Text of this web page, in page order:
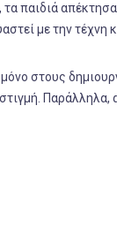
τα παιδιά
με την
στους
Παράλληλα,